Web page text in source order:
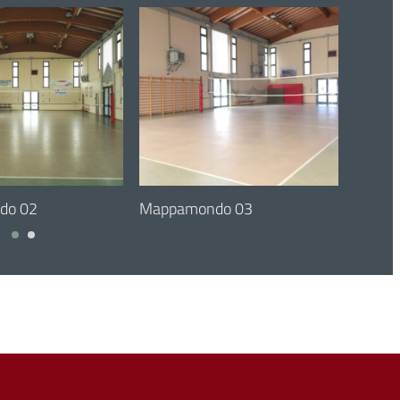
02 29 October 2024
Mappamondo 03